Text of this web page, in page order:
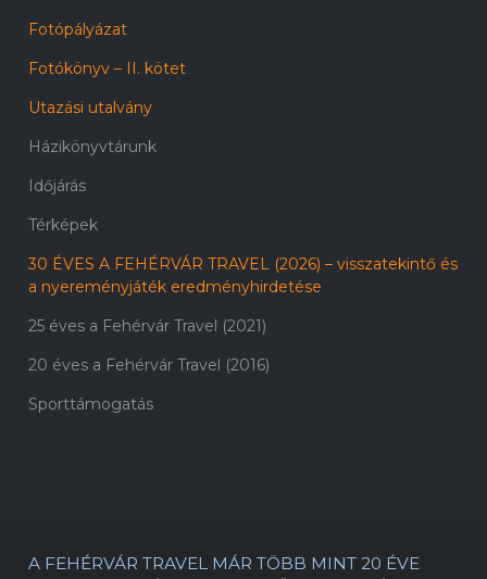
Fotópályázat
Fotókönyv – II. kötet
Utazási utalvány
Házikönyvtárunk
Időjárás
Térképek
30 ÉVES A FEHÉRVÁR TRAVEL (2026) – visszatekintő és
a nyereményjáték eredményhirdetése
25 éves a Fehérvár Travel (2021)
20 éves a Fehérvár Travel (2016)
Sporttámogatás
A FEHÉRVÁR TRAVEL MÁR TÖBB MINT 20 ÉVE